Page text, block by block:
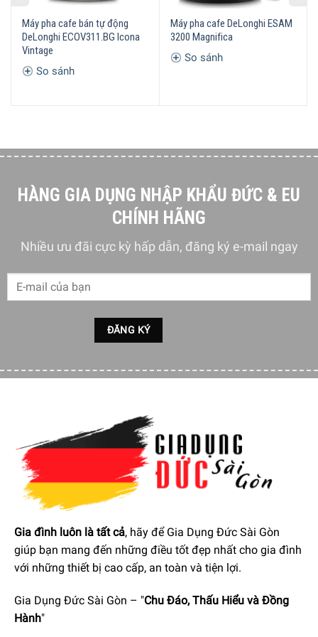
Đặc Điểm Của Máy Pha Cà Phê DeLonghi Magnifica ESAM
3500
Tích hợp công nghệ xay hiệu quả
Máy Pha Cà Phê DeLonghi Magnifica ESAM 3500 giúp giữ
được hương vị hoàn hảo của hạt cà phê nhờ hệ thống xay
Burr. Với 13 cấp độ tùy chỉnh để tạo ra bột cà phê hoàn
nóng nên sẽ giữ được mùi vị và chất cà phê.
Máy Pha Cà Phê DeLonghi Magnifica ESAM 3500 Cho Phép
Tùy Chỉnh Theo Ý Thích
Hệ thống gia nhiệt hiệu quả
Máy pha cafe bán tự động
DeLonghi ECOV311.BG Icona
Vintage
So sánh
Máy pha cafe DeLonghi ESAM
3200 Magnifica
So sánh
HÀNG GIA DỤNG NHẬP KHẨU ĐỨC & EU
CHÍNH HÃNG
Nhiều ưu đãi cực kỳ hấp dẫn, đăng ký e-mail ngay
Gia đình luôn là tất cả, hãy để Gia Dụng Đức Sài Gòn
giúp bạn mang đến những điều tốt đẹp nhất cho gia đình
với những thiết bị cao cấp, an toàn và tiện lợi.
Gia Dụng Đức Sài Gòn – "Chu Đáo, Thấu Hiểu và Đồng
Hành"